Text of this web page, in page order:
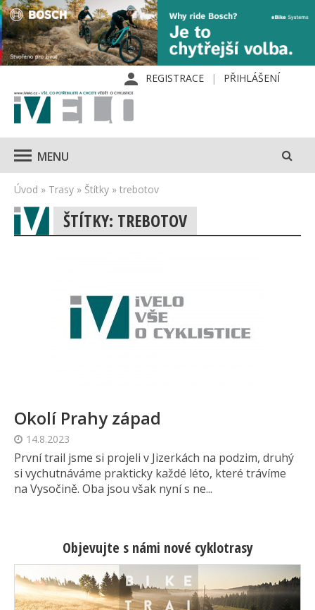
REGISTRACE PŘIHLÁŠENÍ
MENU
Úvod » Trasy » Štítky » trebotov
ŠTÍTKY: TREBOTOV
Okolí Prahy západ
14.8.2023
První trail jsme si projeli v Jizerkách na podzim, druhý
si vychutnáváme prakticky každé léto, které trávíme
na Vysočině. Oba jsou však nyní s ne...
Objevujte s námi nové cyklotrasy